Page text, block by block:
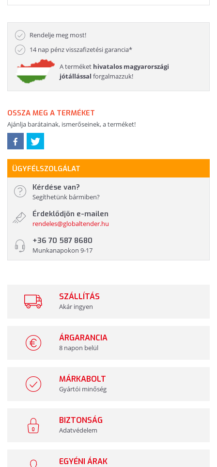
Rendelje meg most!
14 nap pénz visszafizetési garancia*
A terméket hivatalos magyarországi
jótállással forgalmazzuk!
OSSZA MEG A TERMÉKET
Ajánlja barátainak, ismerőseinek, a terméket!
ÜGYFÉLSZOLGÁLAT
Kérdése van?
Segíthetünk bármiben?
Érdeklődjön e-mailen
rendeles@globaltender.hu
+36 70 587 8680
Munkanapokon 9-17
SZÁLLÍTÁS
Akár ingyen
ÁRGARANCIA
8 napon belül
MÁRKABOLT
Gyártói minőség
BIZTONSÁG
Adatvédelem
EGYÉNI ÁRAK